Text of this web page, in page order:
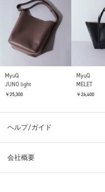
MyuQ
JUNO light
￥25,300
MyuQ
MELET
￥26,400
ヘルプ/ガイド
会社概要